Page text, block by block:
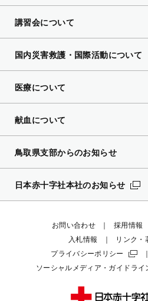
講習会について
国内災害救護・国際活動について
医療について
献血について
鳥取県支部からのお知らせ
日本赤十字社本社のお知らせ
お問い合わせ 採用情報
入札情報
リンク・
プライバシーポリシー
ソーシャルメディア・ガイドライ